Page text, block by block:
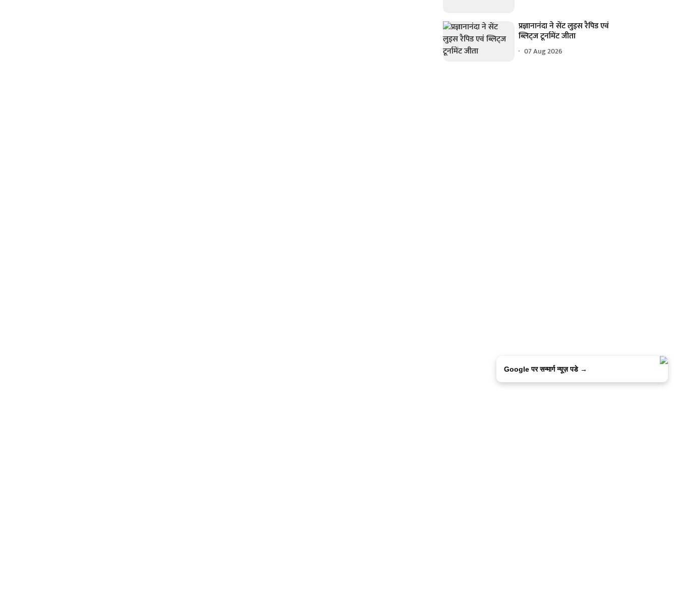
प्रज्ञानानंदा ने सेंट लुइस रैपिड एवं
ब्लिट्ज टूर्नामेंट जीता
07 Aug 2026
Google पर सन्मार्ग न्यूज़ पडे →